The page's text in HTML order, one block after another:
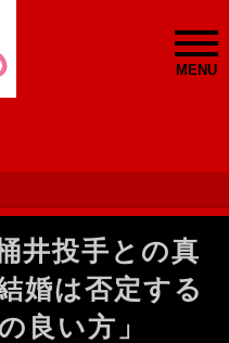
MENU
井投手との真
婚は否定する
良い方」